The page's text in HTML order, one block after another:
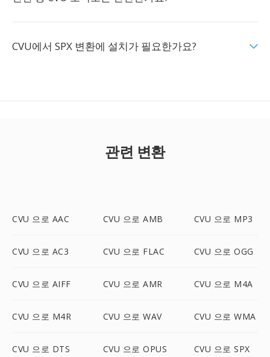
CVU에서 SPX 변환에 설치가 필요한가요?
관련 변환
CVU 으로 AAC CVU 으로 AMB CVU 으로 MP3
CVU 으로 AC3 CVU 으로 FLAC CVU 으로 OGG
CVU 으로 AIFF CVU 으로 AMR CVU 으로 M4A
CVU 으로 M4R CVU 으로 WAV CVU 으로 WMA
CVU 으로 DTS CVU 으로 OPUS CVU 으로 SPX